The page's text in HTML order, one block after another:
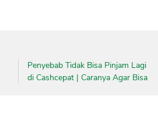
Penyebab Tidak Bisa Pinjam Lagi
di Cashcepat | Caranya Agar Bisa